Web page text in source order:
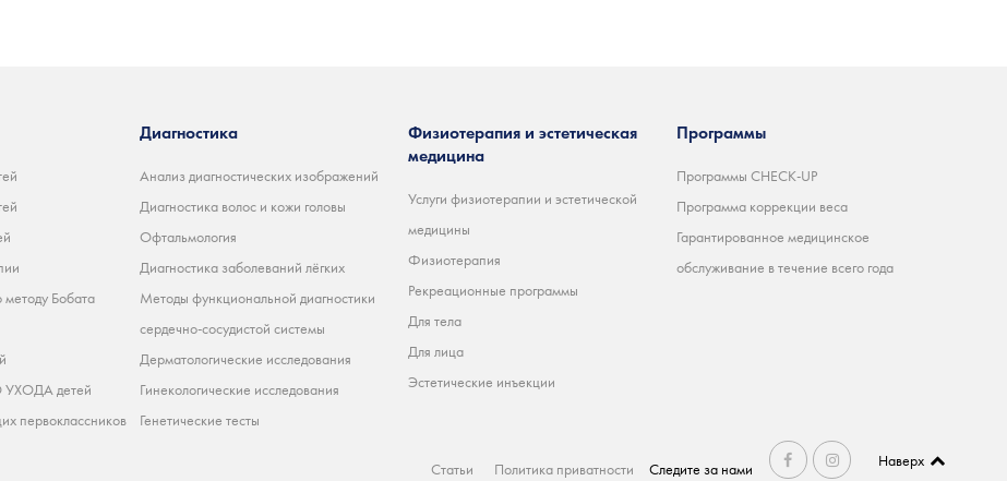
Бобата
детей
первоклассников
Диагностика
Анализ диагностических изображений
Диагностика волос и кожи головы
Офтальмология
Диагностика заболеваний лёгких
Методы функциональной диагностики
сердечно-сосудистой системы
Дерматологические исследования
Гинекологические исследования
Генетические тесты
Физиотерапия и эстетическая
медицина
Услуги физиотерапии и эстетической
медицины
Физиотерапия
Рекреационные программы
Для тела
Для лица
Эстетические инъекции
Программы
Программы CHECK-UP
Программа коррекции веса
Гарантированное медицинское
обслуживание в течение всего года
Статьи Политика приватности Следите за нами Наверх